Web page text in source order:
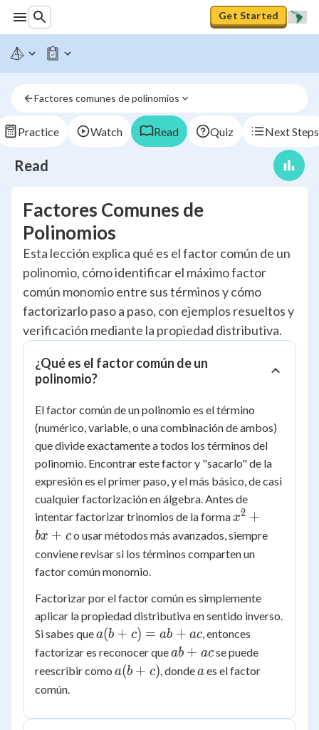
Get Started
Factores comunes de polinomios
Practice Watch Read Quiz Next Steps
Read
Factores Comunes de
Polinomios
Esta lección explica qué es el factor común de un
polinomio, cómo identificar el máximo factor
común monomio entre sus términos y cómo
factorizarlo paso a paso, con ejemplos resueltos y
verificación mediante la propiedad distributiva.
¿Qué es el factor común de un
polinomio?
El factor común de un polinomio es el término
(numérico, variable, o una combinación de ambos)
que divide exactamente a todos los términos del
polinomio. Encontrar este factor y "sacarlo" de la
expresión es el primer paso, y el más básico, de casi
cualquier factorización en álgebra. Antes de
intentar factorizar trinomios de la forma x^2
+
x2 +
bx + co usar métodos más avanzados, siempre
conviene revisar si los términos comparten un
factor común monomio.
Factorizar por el factor común es simplemente
aplicar la propiedad distributiva en sentido inverso.
Si sabes quea(b
+
+
a(b + c) = ab + ac, entonces
factorizar es reconocer queab
+
ab + acse puede
reescribir como a(b
a(b + c), dondea
aes el factor
común.